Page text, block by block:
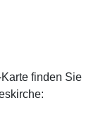
finden Sie